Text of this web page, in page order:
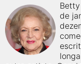
de
PRÓXIMOS
GÊNEROS